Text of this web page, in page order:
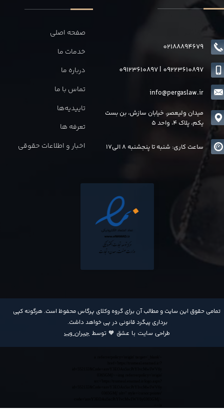
​تمامی حقوق این سایت و مطالب آن برای گروه وکلای پرگاس محفوظ است. هرگونه کپی
برداری پیگرد قانونی در پی خواهد داشت​​​​​​​.
طراحی سایت با عشق 🧡 توسط جیران وب
صفحه اصلی
خدمات ما
درباره ما
تماس با ما
تاییدیه‌ها
تعرفه ها
اخبار و اطلاعات حقوقی
02188894679
info@pergaslaw.ir
09123610897| 09223610897
میدان ولیعصر، خیابان سازش، بن بست
یکم، پلاک 4، واحد 5
ساعت کاری: شنبه تا پنجشنبه 8 الی17